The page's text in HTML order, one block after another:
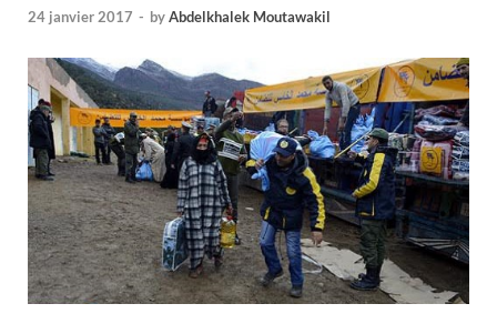
24 janvier 2017 - byAbdelkhalek Moutawakil